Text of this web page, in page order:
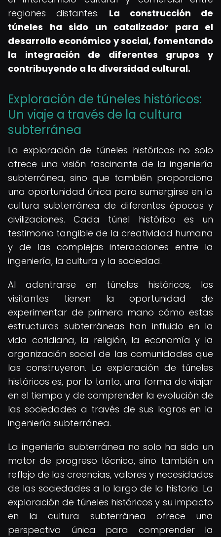
regiones distantes. La construcción de
túneles ha sido un catalizador para el
desarrollo económico y social, fomentando
la integración de diferentes grupos y
contribuyendo a la diversidad cultural.
Exploración de túneles históricos:
Un viaje a través de la cultura
subterránea
La exploración de túneles históricos no solo
ofrece una visión fascinante de la ingeniería
subterránea, sino que también proporciona
una oportunidad única para sumergirse en la
cultura subterránea de diferentes épocas y
civilizaciones. Cada túnel histórico es un
testimonio tangible de la creatividad humana
y de las complejas interacciones entre la
ingeniería, la cultura y la sociedad.
Al adentrarse en túneles históricos, los
visitantes tienen la oportunidad de
experimentar de primera mano cómo estas
estructuras subterráneas han influido en la
vida cotidiana, la religión, la economía y la
organización social de las comunidades que
las construyeron. La exploración de túneles
históricos es, por lo tanto, una forma de viajar
en el tiempo y de comprender la evolución de
las sociedades a través de sus logros en la
ingeniería subterránea.
La ingeniería subterránea no solo ha sido un
motor de progreso técnico, sino también un
reflejo de las creencias, valores y necesidades
de las sociedades a lo largo de la historia. La
exploración de túneles históricos y su impacto
en la cultura subterránea ofrece una
perspectiva única para comprender la